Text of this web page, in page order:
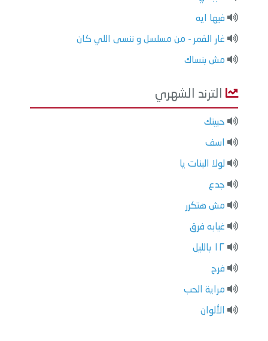
فيها ايه
غار القمر - من مسلسل و ننسى اللي كان
مش بنساك
الترند الشهري
حبيتك
اسف
لولا البنات يا
جدع
مش هتكرر
غيابه فرق
١٢ بالليل
فرح
مراية الحب
الألوان